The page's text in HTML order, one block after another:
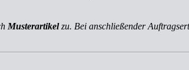
Musterartikelzu. Bei anschließender